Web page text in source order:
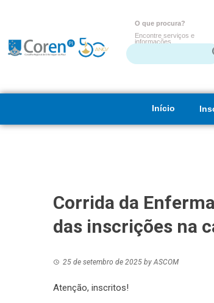
O que procura?
Encontre serviços e
informações
Início
Corrida da
das inscrições na
25 de setembro de 2025 byASCOM
Atenção, inscritos!